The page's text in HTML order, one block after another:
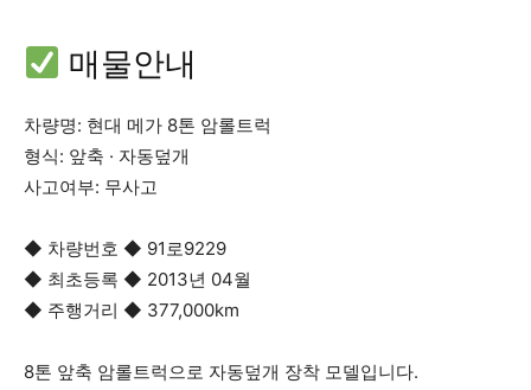
매물안내
차량명: 현대 메가 8톤 암롤트럭
형식: 앞축 · 자동덮개
사고여부: 무사고
◆ 차량번호 ◆ 91로9229
◆ 최초등록 ◆ 2013년 04월
◆ 주행거리 ◆ 377,000km
8톤 앞축 암롤트럭으로 자동덮개 장착 모델입니다.